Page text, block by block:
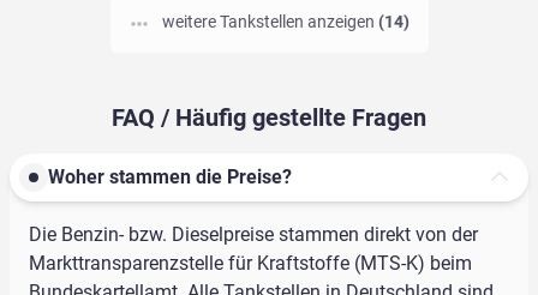
weitere Tankstellen anzeigen (14)
FAQ / Häufig gestellte Fragen
Woher stammen die Preise?
Die Benzin- bzw. Dieselpreise stammen direkt von der
Markttransparenzstelle für Kraftstoffe (MTS-K) beim